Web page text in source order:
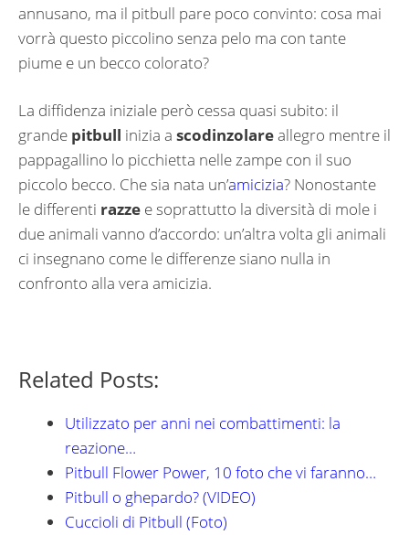
annusano, ma il pitbull pare poco convinto: cosa mai
vorrà questo piccolino senza pelo ma con tante
piume e un becco colorato?
La diffidenza iniziale però cessa quasi subito: il
grande pitbull inizia a scodinzolareallegro mentre il
pappagallino lo picchietta nelle zampe con il suo
piccolo becco. Che sia nata un’amicizia? Nonostante
le differenti razze e soprattutto la diversità di mole i
due animali vanno d’accordo: un’altra volta gli animali
ci insegnano come le differenze siano nulla in
confronto alla vera amicizia.
Related Posts:
Utilizzato per anni nei combattimenti: la
reazione…
Pitbull Flower Power, 10 foto che vi faranno…
Pitbull o ghepardo? (VIDEO)
Cuccioli di Pitbull (Foto)